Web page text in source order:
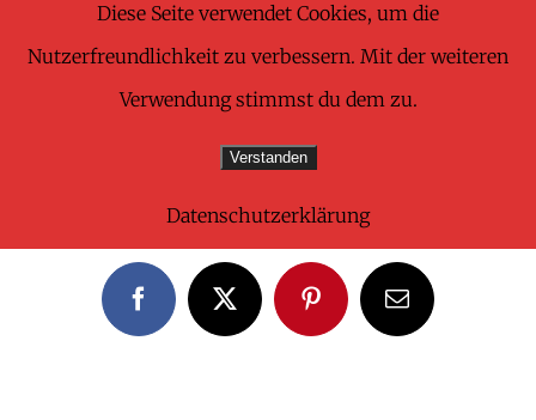
Share This Wonderful Life Event!
FacebookX PinterestE-
Mail
Diese Seite verwendet Cookies, um die
Nutzerfreundlichkeit zu verbessern. Mit der weiteren
Verwendung stimmst du dem zu.
Verstanden
Datenschutzerklärung